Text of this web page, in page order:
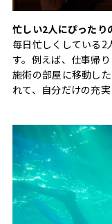
忙しい2人にぴったり
毎日忙しくしている2
す。例えば、仕事帰
施術の部屋に移動し
れて、自分だけの充